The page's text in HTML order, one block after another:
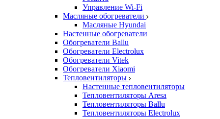
Управление Wi-Fi
Масляные обогреватели
Масляные Hyundai
Настенные обогреватели
Обогреватели Ballu
Обогреватели Electrolux
Обогреватели Vitek
Обогреватели Xiaomi
Тепловентиляторы
Настенные тепловентиляторы
Тепловентиляторы Aresa
Тепловентиляторы Ballu
Тепловентиляторы Electrolux